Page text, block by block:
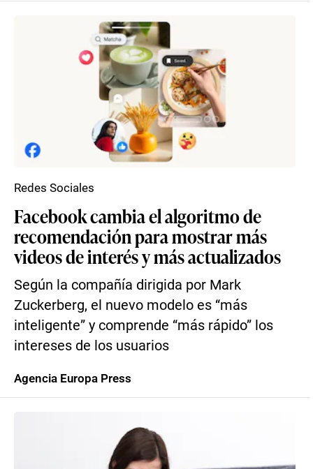
Facebook cambia el algoritmo de
recomendación para mostrar más
videos de interés y más actualizados
Según la compañía dirigida por Mark
Zuckerberg, el nuevo modelo es “más
inteligente” y comprende “más rápido” los
intereses de los usuarios
Redes Sociales
Agencia Europa Press